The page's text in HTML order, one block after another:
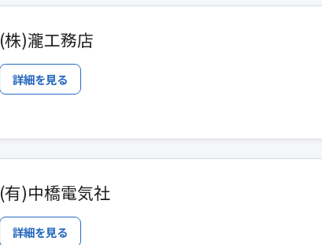
(株)瀧工務店
詳細を見る
(有)中橋電気社
詳細を見る